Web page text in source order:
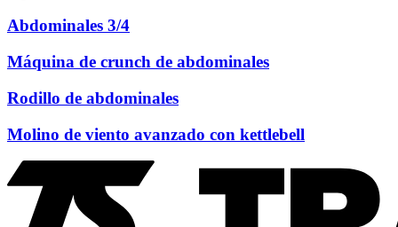
Abdominales 3/4
Máquina de crunch de abdominales
Rodillo de abdominales
Molino de viento avanzado con kettlebell